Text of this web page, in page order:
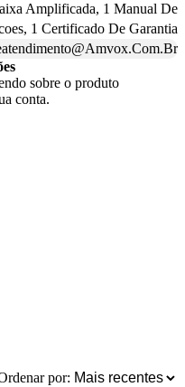
Amplificada, 1 Manual De
1 Certificado De Garantia
sobre o produto
conta.
por: